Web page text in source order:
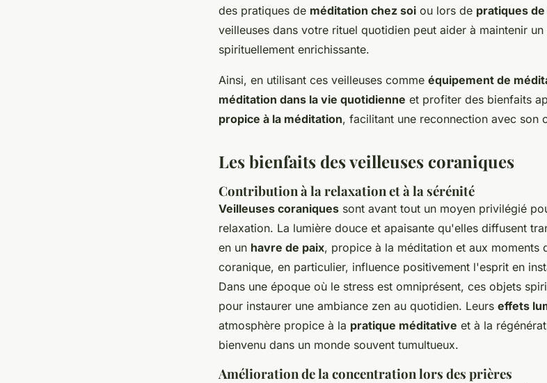
des pratiques de méditation chez soi ou lors de pratiques
veilleuses dans votre rituel quotidien peut aider à maintenir un
spirituellement enrichissante.
Ainsi, en utilisant ces veilleuses comme équipement de
méditation dans la vie quotidienne et profiter des bienfaits
propice à la méditation, facilitant une reconnection avec son
Les bienfaits des veilleuses coraniques
Contribution à la relaxation et à la sérénité
Veilleuses coraniques sont avant tout un moyen privilégié
relaxation. La lumière douce et apaisante qu'elles diffusent
en un havre de paix, propice à la méditation et aux moments
coranique, en particulier, influence positivement l'esprit en
Dans une époque où le stress est omniprésent, ces objets
pour instaurer une ambiance zen au quotidien. Leurs effets
atmosphère propice à la pratique méditative et à la
bienvenu dans un monde souvent tumultueux.
Amélioration de la concentration lors des prières